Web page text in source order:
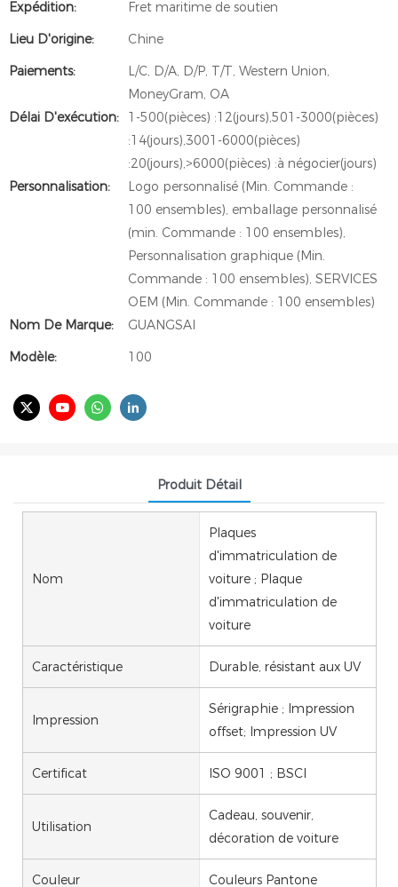
Expédition:
Fret maritime de soutien
Lieu D'origine:
Chine
Paiements:
L/C, D/A, D/P, T/T, Western Union,
MoneyGram, OA
Délai D'exécution:
1-500(pièces) :12(jours),501-3000(pièces)
:14(jours),3001-6000(pièces)
:20(jours),>6000(pièces) :à négocier(jours)
Personnalisation:
Logo personnalisé (Min. Commande :
100 ensembles), emballage personnalisé
(min. Commande : 100 ensembles),
Personnalisation graphique (Min.
Commande : 100 ensembles), SERVICES
OEM (Min. Commande : 100 ensembles)
Nom De Marque:
GUANGSAI
Modèle:
100
Produit Détail
Nom
Plaques
d'immatriculation de
voiture ; Plaque
d'immatriculation de
voiture
Caractéristique Durable, résistant aux UV
Impression
Sérigraphie ; Impression
offset; Impression UV
Certificat ISO 9001 ; BSCI
Utilisation
Cadeau, souvenir,
décoration de voiture
Couleur Couleurs Pantone